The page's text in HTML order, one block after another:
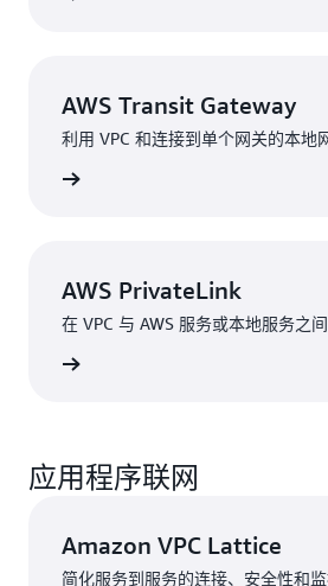
AWS Transit Gateway
利用 VPC 和连接到单个网关的本地
AWS PrivateLink
在 VPC 与 AWS 服务或本地服务之
应用程序联网
Amazon VPC Lattice
简化服务到服务的连接、安全性和